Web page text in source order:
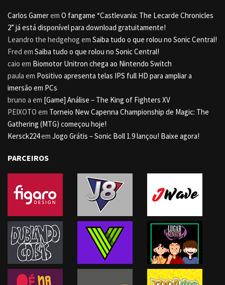
Carlos Gamerem O fangame “Castlevania: The Lecarde Chronicles
2” já está disponível para download gratuitamente!
Leandro the hedgehog em Saiba tudo o que rolou no Sonic Central!
Fred em Saiba tudo o que rolou no Sonic Central!
caio em Biomotor Unitron chega ao Nintendo Switch
paula em Positivo apresenta telas IPS full HD para ampliar a
imersão em PCs
bruno a em [Game] Análise – The King of Fighters XV
PEIXOTO em Torneio New Capenna Championship de Magic: The
Gathering (MTG) começou hoje!
Kersck224em Jogo Grátis – Sonic Boll 1.9 lançou! Baixe agora!
PARCEIROS